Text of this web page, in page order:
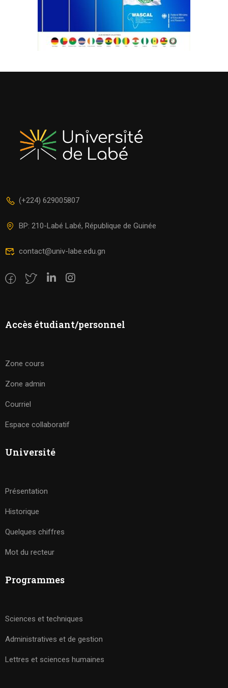
(+224) 629005807
BP: 210-Labé Labé, République de Guinée
contact@univ-labe.edu.gn
Accès étudiant/personnel
Zone cours
Zone admin
Courriel
Espace collaboratif
Université
Présentation
Historique
Quelques chiffres
Mot du recteur
Programmes
Sciences et techniques
Administratives et de gestion
Lettres et sciences humaines